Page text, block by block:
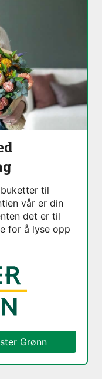
til
vår er din
det er til
for å lyse opp
Grønn